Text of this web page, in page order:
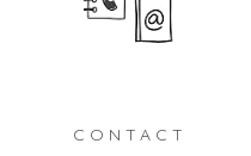
CONTACT